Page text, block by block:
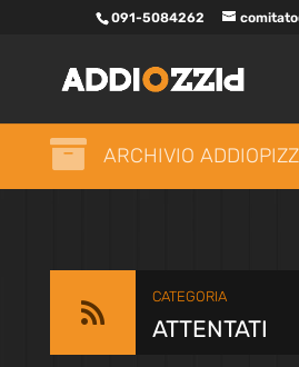
091-5084262
 ARCHIVIO

CATEGORIA
ATTENTATI